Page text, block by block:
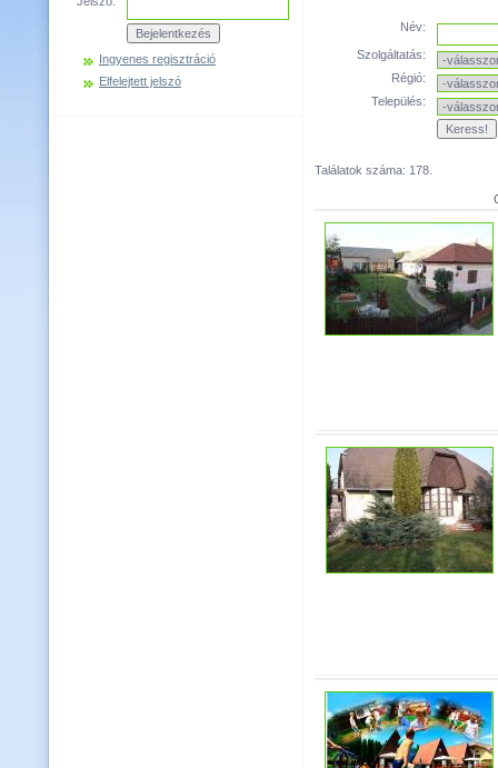
Ingyenes regisztráció
Elfelejtett jelszó
Név:
Szolgáltatás:
Régió:
Település:
Találatok száma: 178.